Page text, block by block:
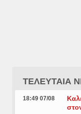
ΤΕΛΕΥΤΑΙΑ
18:49 07/08